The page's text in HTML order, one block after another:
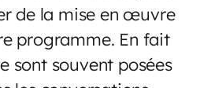
de la mise en œuvre
programme. En fait
sont souvent posées